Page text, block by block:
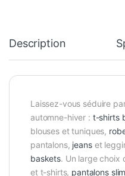
Description
Laissez-vous séduire
automne-hiver : t-shirts
blouses et tuniques,
pantalons, jeanset
baskets. Un large choix
et t-shirts, pantalons slim